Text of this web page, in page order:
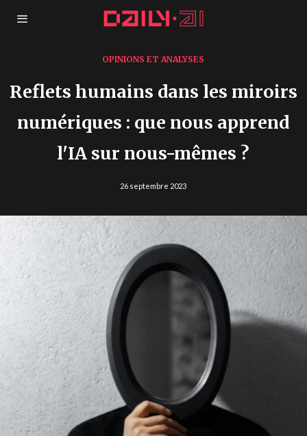
OPINIONS ET ANALYSES
Reflets humains dans les miroirs
numériques : que nous apprend
l'IA sur nous-mêmes ?
26 septembre 2023